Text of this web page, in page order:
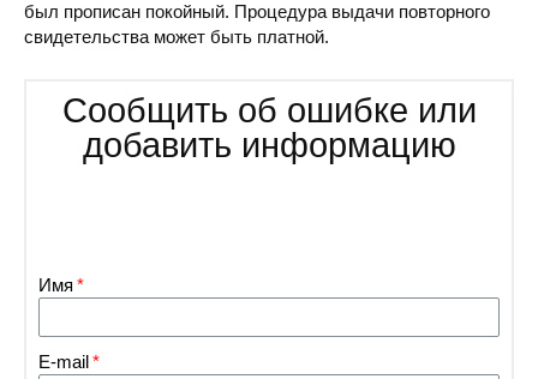
был прописан покойный. Процедура выдачи повторного
свидетельства может быть платной.
Сообщить об ошибке или
добавить информацию
Имя
E-mail